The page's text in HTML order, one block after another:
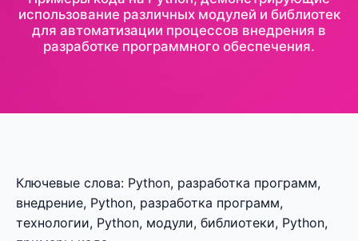
использование различных модулей и библиотек
для автоматизации процессов внедрения в
разработке программного обеспечения.
Ключевые слова: Python, разработка программ,
внедрение, Python, разработка программ,
технологии, Python, модули, библиотеки, Python,